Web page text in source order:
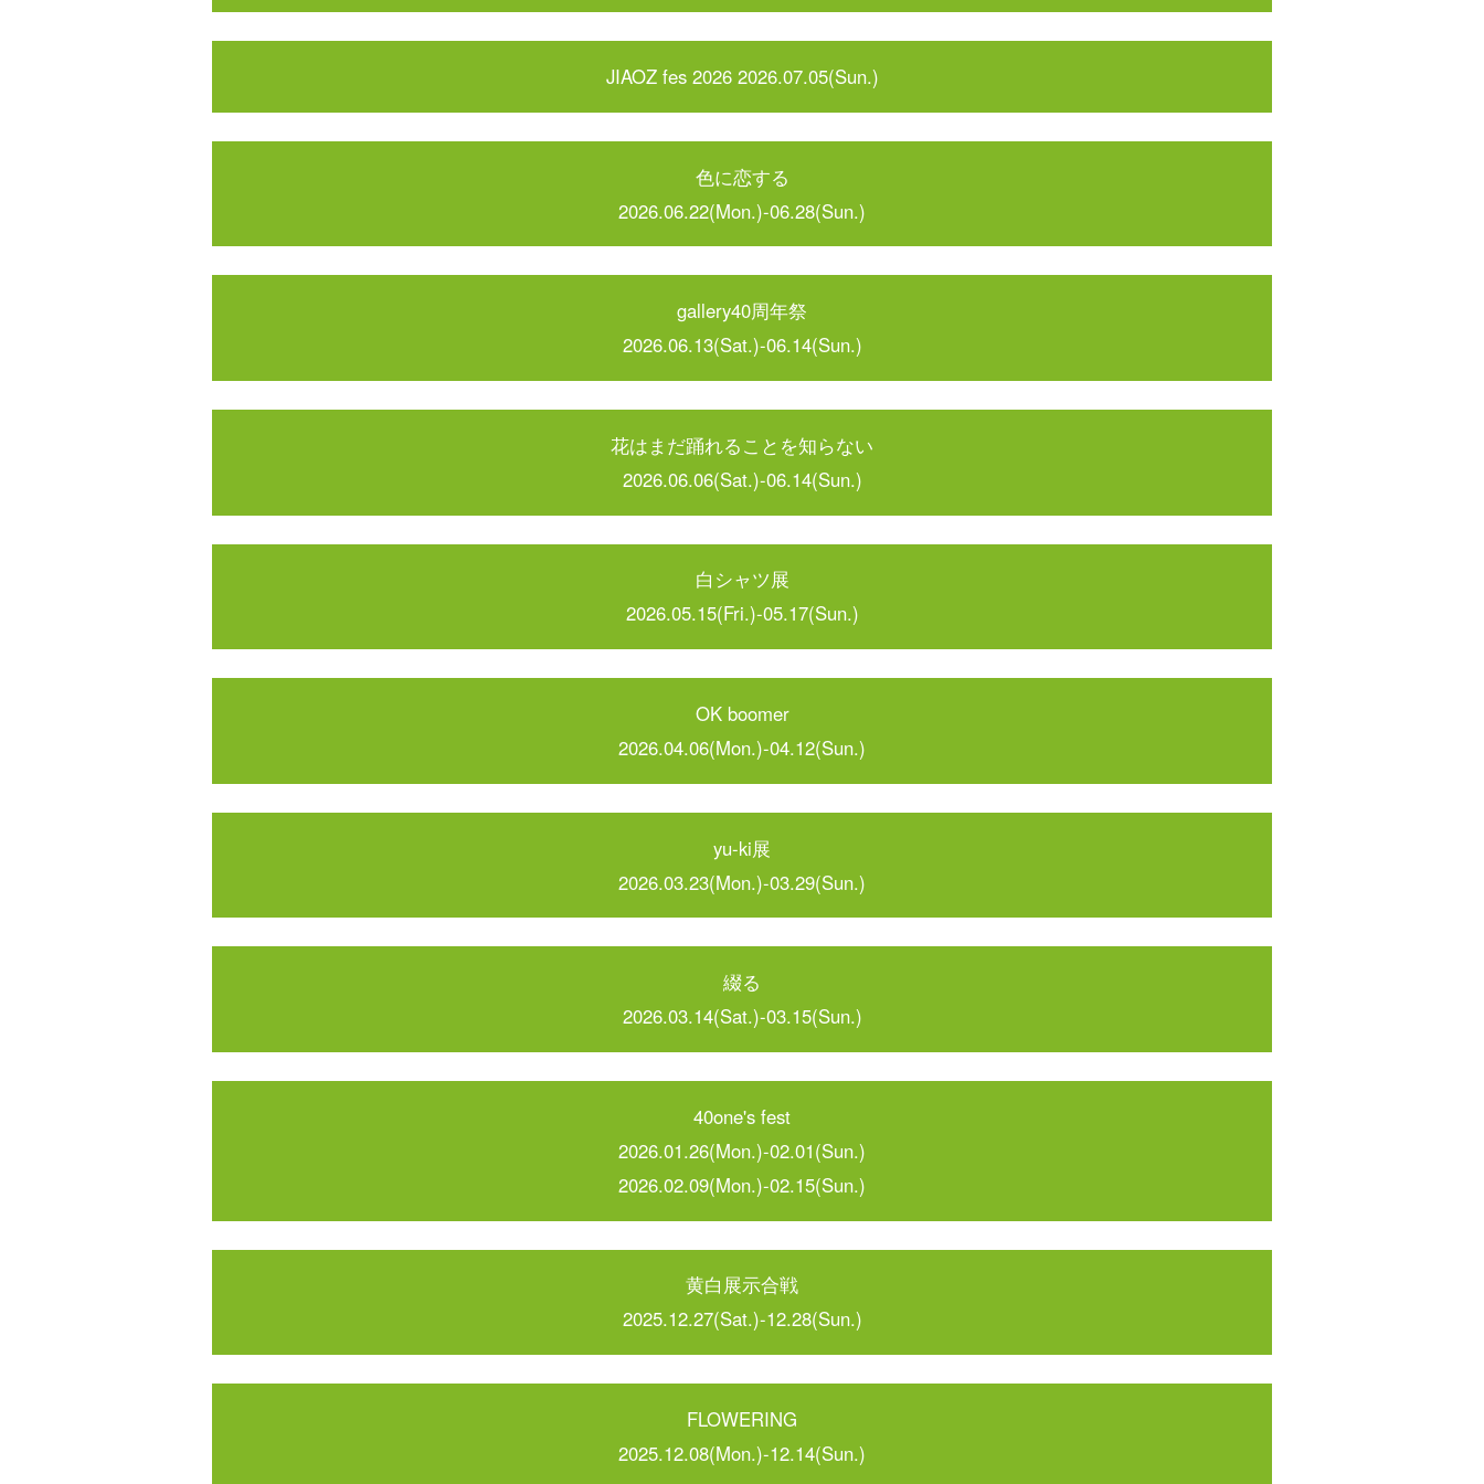
JIAOZ fes 2026 2026.07.05(Sun.)
色に恋する
2026.06.22(Mon.)-06.28(Sun.)
gallery40周年祭
2026.06.13(Sat.)-06.14(Sun.)
花はまだ踊れることを知らない
2026.06.06(Sat.)-06.14(Sun.)
白シャツ展
2026.05.15(Fri.)-05.17(Sun.)
OK boomer
2026.04.06(Mon.)-04.12(Sun.)
yu-ki展
2026.03.23(Mon.)-03.29(Sun.)
綴る
2026.03.14(Sat.)-03.15(Sun.)
40one's fest
2026.01.26(Mon.)-02.01(Sun.)
2026.02.09(Mon.)-02.15(Sun.)
黄白展示合戦
2025.12.27(Sat.)-12.28(Sun.)
FLOWERING
2025.12.08(Mon.)-12.14(Sun.)